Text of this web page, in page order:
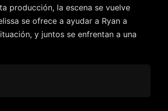
producción, la escena se vuelve
se ofrece a ayudar a Ryan a
y juntos se enfrentan a una